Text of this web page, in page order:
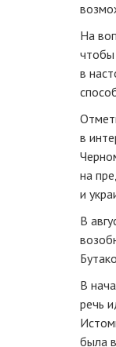
На
чтобы
в
в
на
и
В
В
речь
была